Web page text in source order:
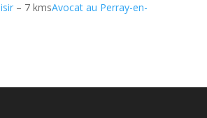
– 7 kmsAvocat au Perray-en-